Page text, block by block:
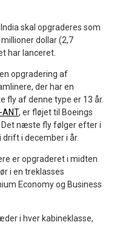
skal opgraderes som
dollar (2,7
har lanceret.
opgradering af
der har en
fly af denne type er 13 år.
ANT, er fløjet til Boeings
Det næste fly følger efter i
i december i år.
er opgraderet i midten
i en treklasses
Economy og Business
i hver kabineklasse,